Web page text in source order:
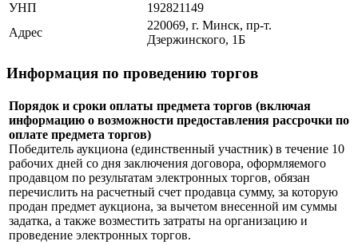
УНП
192821149
Адрес
220069, г. Минск, пр-т.
Дзержинского, 1Б
Информация по проведению торгов
Порядок и сроки оплаты предмета торгов (включая
информацию о возможности предоставления рассрочки по
оплате предмета торгов)
Победитель аукциона (единственный участник) в течение 10
рабочих дней со дня заключения договора, оформляемого
продавцом по результатам электронных торгов, обязан
перечислить на расчетный счет продавца сумму, за которую
продан предмет аукциона, за вычетом внесенной им суммы
задатка, а также возместить затраты на организацию и
проведение электронных торгов.